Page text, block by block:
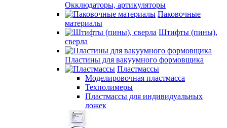
Окклюдаторы, артикуляторы
Паковочные
материалы
Штифты (пины),
сверла
Пластины для вакуумного формовщика
Пластмассы
Моделировочная пластмасса
Техполимеры
Пластмассы для индивидуальных
ложек